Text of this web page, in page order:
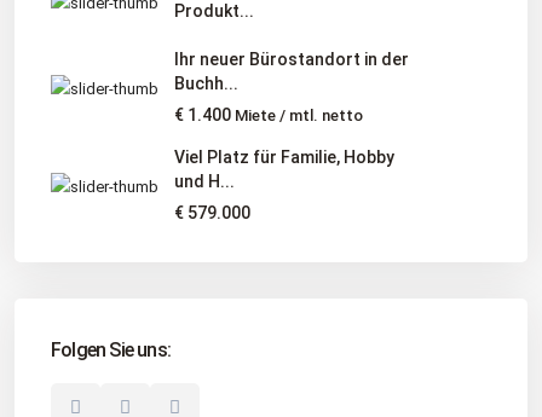
Produkt...
Ihr neuer Bürostandort in der
Buchh...
€ 1.400 Miete / mtl. netto
Viel Platz für Familie, Hobby
und H...
€ 579.000
Folgen Sie uns:
Unternehmen
Immobilienangebote